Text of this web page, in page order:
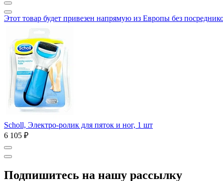
Этот товар будет привезен напрямую из Европы без
Scholl, Электро-ролик для пяток и ног, 1 шт
6 105 ₽
Подпишитесь на нашу рассылку